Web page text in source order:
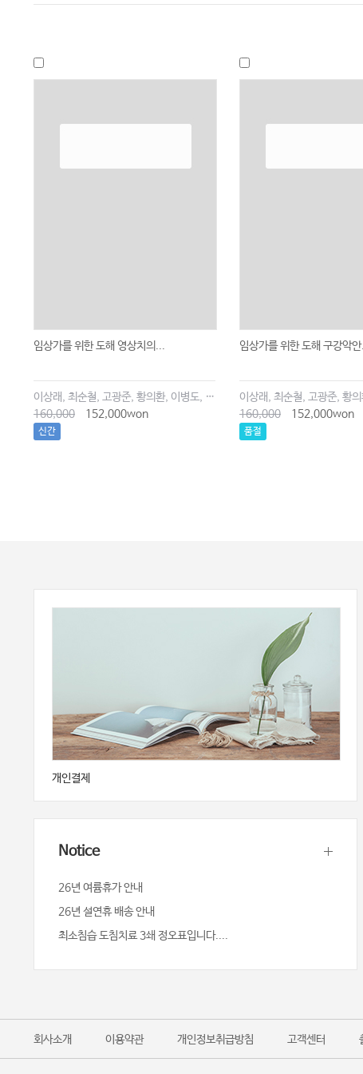
임상가를 위한 도해 영상치의...
이상래, 최순철, 고광준, 황의환, 이병도, 한상선, 허경회, 김규태
160,000
152,000won
신간
임상가를 위한 도해 구강악
이상래, 최순철, 고광준, 황
160,000
152,000won
품절
개인결제
Notice
26년 여륨휴가 안내
26년 설연휴 배송 안내
최소침습 도침치료 3쇄 정오표입니다....
회사소개 이용약관 개인정보취급방침 고객센터